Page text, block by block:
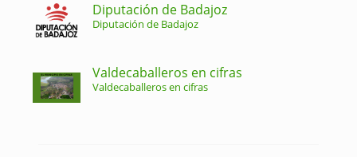
Diputación de Badajoz
Diputación de Badajoz
Valdecaballeros en cifras
Valdecaballeros en cifras